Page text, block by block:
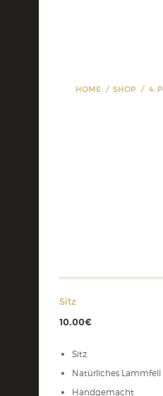
HOME SHOP 4.
Sitz
10.00€
Sitz
Natürliches Lammfell
Handgemacht